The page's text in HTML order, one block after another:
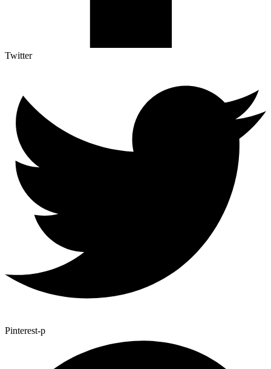
Twitter
Pinterest-p